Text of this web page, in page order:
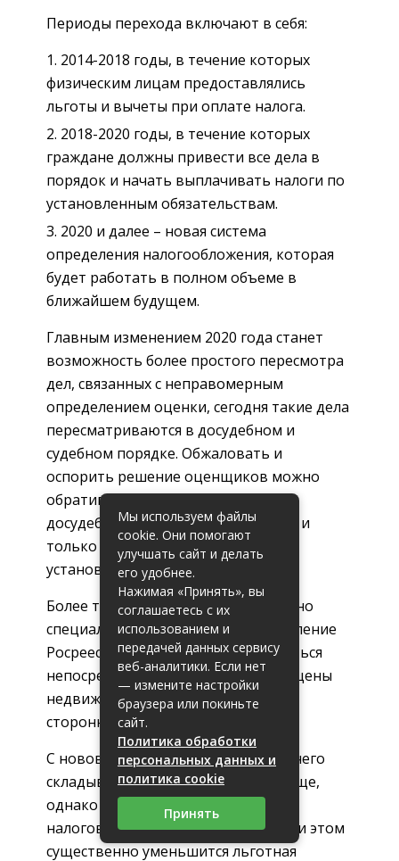
Периоды перехода включают в себя:
2014-2018 годы, в течение которых
физическим лицам предоставлялись
льготы и вычеты при оплате налога.
2018-2020 годы, в течение которых
граждане должны привести все дела в
порядок и начать выплачивать налоги по
установленным обязательствам.
2020 и далее – новая система
определения налогообложения, которая
будет работать в полном объеме в
ближайшем будущем.
Главным изменением 2020 года станет
возможность более простого пересмотра
дел, связанных с неправомерным
определением оценки, сегодня такие дела
пересматриваются в досудебном и
судебном порядке. Обжаловать и
оспорить решение оценщиков можно
обратившись в комиссию в рамках
досудебного урегулирования спора и
только после этого оспаривать
установленную цену в суде.
Более того, к 2020 году будет создано
специальное экспертное подразделение
Росреестра, которое будет заниматься
непосредственным определением цены
недвижимости без привлечения
сторонних оценщиков.
С нововведениями определить из чего
складывается величина станет проще,
однако значительно увеличатся
налоговые ставки и показатели, при этом
существенно уменьшится льготная
Мы используем файлы
cookie. Они помогают
улучшать сайт и делать
его удобнее.
Нажимая «Принять», вы
соглашаетесь с их
использованием и
передачей данных сервису
веб-аналитики. Если нет
— измените настройки
браузера или покиньте
сайт.
Политика обработки
персональных данных и
политика cookie
Принять